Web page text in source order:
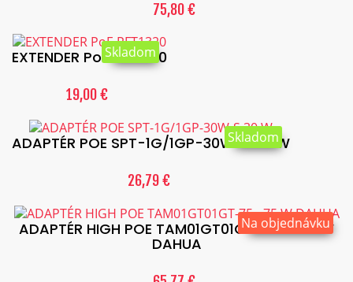
75,80 €
EXTENDER PoE PFT1320
19,00 €
Skladom
ADAPTÉR POE SPT-1G/1GP-30W-S 30 W
26,79 €
Skladom
ADAPTÉR HIGH POE TAM01GT01GT-75 - 75 W
DAHUA
Na objednávku